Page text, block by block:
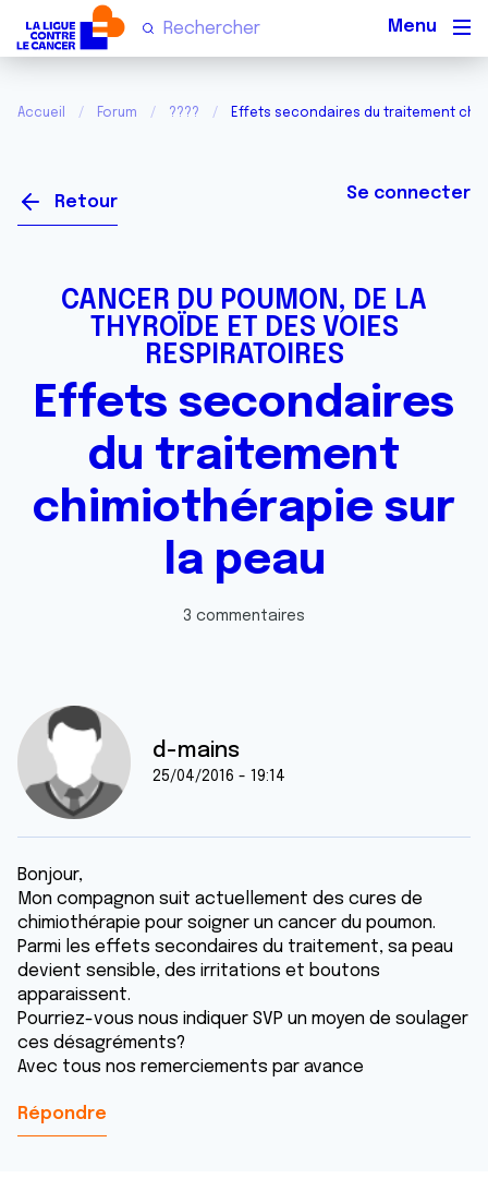
Accueil Forum ???? Effets secondaires du traitement
Retour Se connecter
CANCER DU POUMON, DE LA
THYROÏDE ET DES VOIES
RESPIRATOIRES
Effets secondaires
du traitement
chimiothérapie sur
la peau
3 commentaires
d-mains
25/04/2016 - 19:14
Bonjour,
Mon compagnon suit actuellement des cures de
chimiothérapie pour soigner un cancer du poumon.
Parmi les effets secondaires du traitement, sa peau
devient sensible, des irritations et boutons
apparaissent.
Pourriez-vous nous indiquer SVP un moyen de soulager
ces désagréments?
Avec tous nos remerciements par avance
Répondre